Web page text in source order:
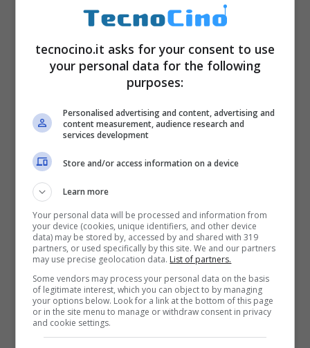
tecnocino.it asks for your consent to use
your personal data for the following
purposes:
Personalised advertising and content, advertising and
content measurement, audience research and
services development
Store and/or access information on a device
Learn more
Your personal data will be processed and information from
your device (cookies, unique identifiers, and other device
data) may be stored by, accessed by and shared with 319
partners, or used specifically by this site. We and our partners
may use precise geolocation data. List of partners.
Some vendors may process your personal data on the basis
of legitimate interest, which you can object to by managing
your options below. Look for a link at the bottom of this page
or in the site menu to manage or withdraw consent in privacy
and cookie settings.